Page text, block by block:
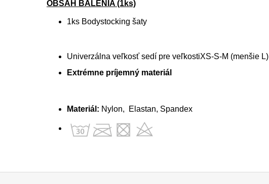
OBSAH BALENIA (1ks)
1ks Bodystocking šaty
Univerzálna veľkosť sedí pre veľkostiXS-S-M (menšie L)
Extrémne príjemný materiál
Materiál: Nylon, Elastan, Spandex